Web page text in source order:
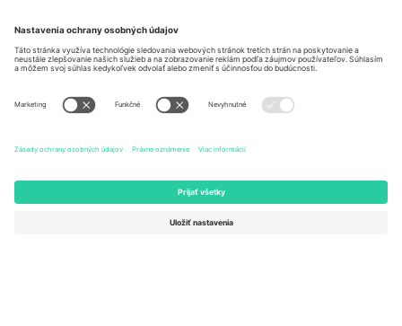
Unter den Linden 24, 10117
167 City Road, London, Greater
Kingdom
United States
Newark, Delaware 19713, United
States
Switzerland
Engelberg, Switzerland